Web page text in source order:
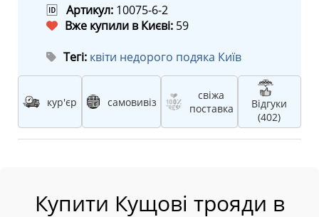
🆔 Артикул: 10075-6-2
Вже купили в Києві: 59
Тегі: квіти недорого подяка Київ
кур'єр самовивіз
свіжа
поставка
Відгуки
(402)
Купити Кущові трояди в